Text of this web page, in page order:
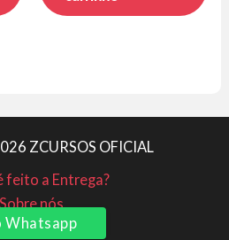
ZCURSOS OFICIAL
feito a Entrega?
nós
conta
Whatsapp